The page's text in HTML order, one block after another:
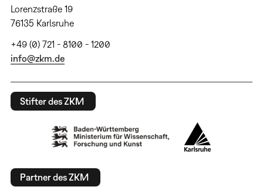
Lorenzstraße 19
76135 Karlsruhe
+49 (0) 721 - 8100 - 1200
info@zkm.de
Stifter des ZKM
Partner des ZKM